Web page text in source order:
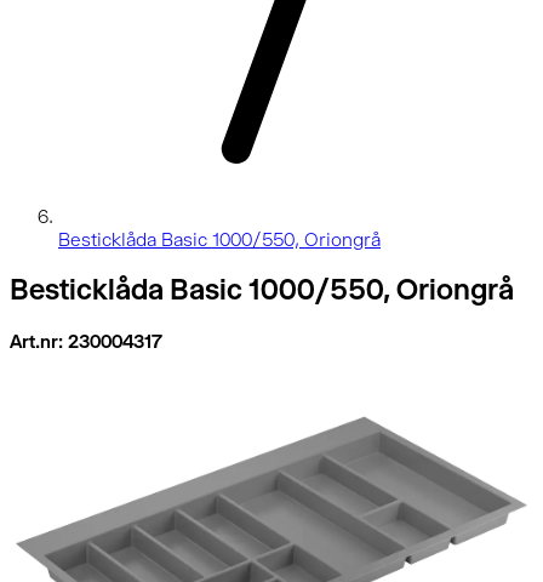
Besticklåda Basic 1000/550, Oriongrå
Besticklåda Basic 1000/550, Oriongrå
Art.nr: 230004317